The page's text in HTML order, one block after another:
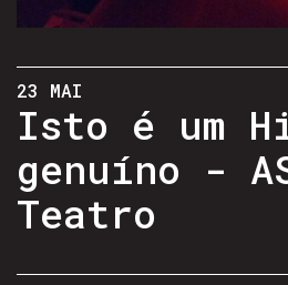
23 MAI
Isto é um
genuíno -
Teatro